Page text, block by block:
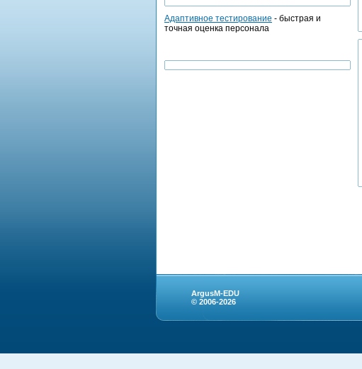
Адаптивное тестирование - быстрая и
точная оценка персонала
ArgusM-EDU
© 2006-2026